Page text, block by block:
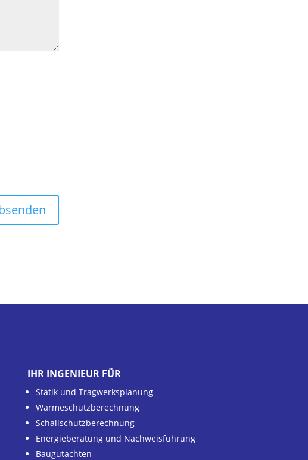
IHR INGENIEUR FÜR
Statik und Tragwerksplanung
Wärmeschutzberechnung
Schallschutzberechnung
Energieberatung und Nachweisführung
Baugutachten